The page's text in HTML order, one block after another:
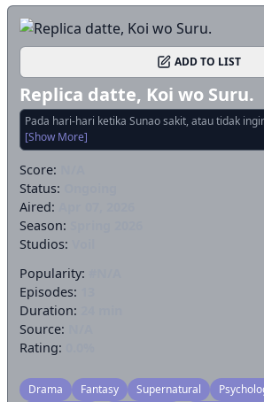
ADD TO LIST
Replica datte, Koi wo Suru.
Pada hari-hari ketika Sunao sakit, atau tidak
[Show More]
Score:
Status:
Aired:
Season:
Studios:
Popularity:
Episodes:
Duration:
Source:
Rating:
Drama Fantasy Supernatural